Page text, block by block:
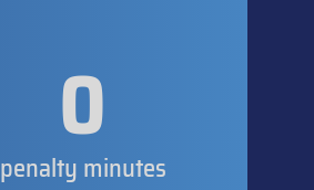
0
penalty minutes